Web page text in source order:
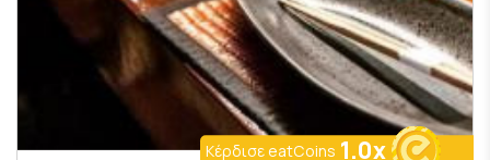
Κέρδισε eatCoins 1.0x